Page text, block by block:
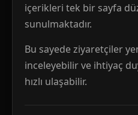
içerikleri tek bir sayfa
sunulmaktadır.
Bu sayede ziyaretçiler
inceleyebilir ve ihtiyaç
hızlı ulaşabilir.